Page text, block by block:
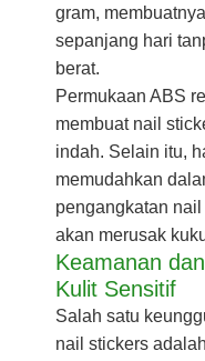
gram,
sepanjang hari
berat.
Permukaan ABS
membuat nail
indah. Selain itu,
memudahkan
pengangkatan
akan merusak
Keamanan
Kulit Sensitif
Salah satu
nail stickers